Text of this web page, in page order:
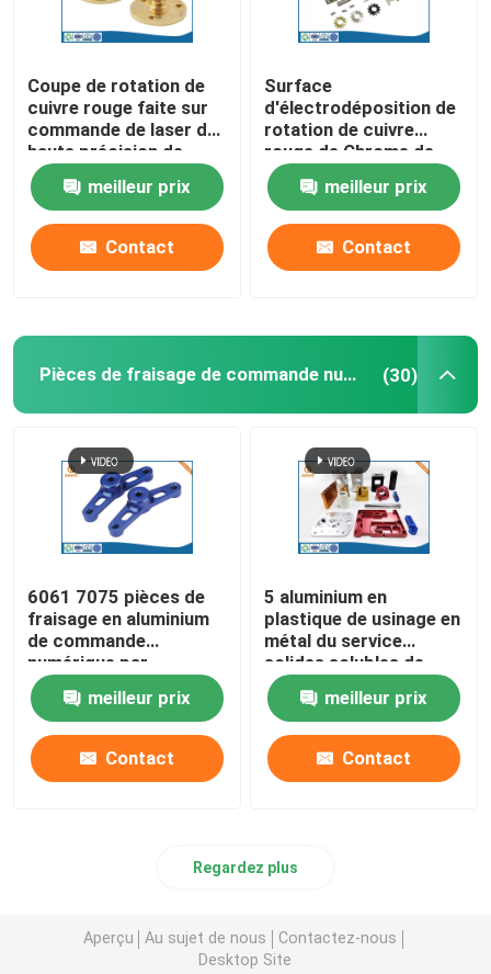
Coupe de rotation de
cuivre rouge faite sur
commande de laser de
haute précision de
service de commande
numérique par
ordinateur
meilleur prix
Contact
Surface
d'électrodéposition de
rotation de cuivre
rouge de Chrome de
pièces de commande
numérique par
ordinateur de haute
précision
meilleur prix
Contact
Pièces de fraisage de commande numérique par ordinateur (30)
6061 7075 pièces de
fraisage en aluminium
de commande
numérique par
ordinateur pour le peu
de peinture de machine
meilleur prix
Contact
5 aluminium en
plastique de usinage en
métal du service
solides solubles de
tour de commande
numérique par
ordinateur d'axe
meilleur prix
Contact
Regardez plus
Aperçu Au sujet de nous
Contactez-nous
Desktop Site